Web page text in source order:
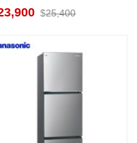
能效
25,400